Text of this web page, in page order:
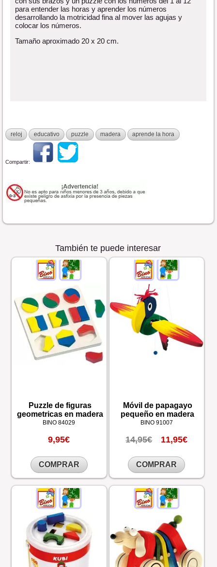
para entender las horas y aprender los números
desarrollando la motricidad fina al mover las agujas y
colocar los números.
Tamaño aproximado 20 x 20 cm.
reloj educativo puzzle madera aprende la hora
Compartir:
También te puede interesar
Puzzle de figuras
geometricas en madera
BINO 84029
9,95€
COMPRAR
Móvil de papagayo
pequeño en madera
BINO 91007
14,95€ 11,95€
COMPRAR